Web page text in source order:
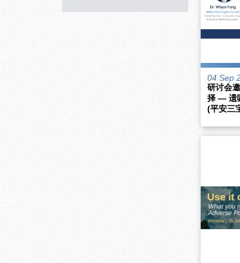
04 Sep
研讨会
择 — 遗
(平安三